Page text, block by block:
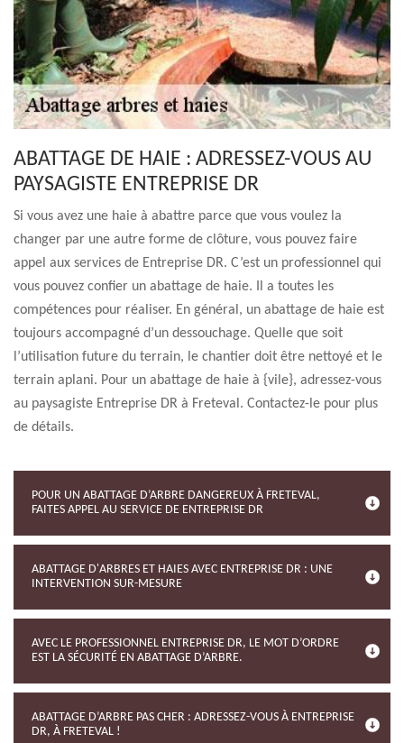
ABATTAGE DE HAIE : ADRESSEZ-VOUS AU
PAYSAGISTE ENTREPRISE DR
Si vous avez une haie à abattre parce que vous voulez la
changer par une autre forme de clôture, vous pouvez faire
appel aux services de Entreprise DR. C’est un professionnel qui
vous pouvez confier un abattage de haie. Il a toutes les
compétences pour réaliser. En général, un abattage de haie est
toujours accompagné d’un dessouchage. Quelle que soit
l’utilisation future du terrain, le chantier doit être nettoyé et le
terrain aplani. Pour un abattage de haie à {vile}, adressez-vous
au paysagiste Entreprise DR à Freteval. Contactez-le pour plus
de détails.
POUR UN ABATTAGE D’ARBRE DANGEREUX À FRETEVAL,
FAITES APPEL AU SERVICE DE ENTREPRISE DR
ABATTAGE D'ARBRES ET HAIES AVEC ENTREPRISE DR : UNE
INTERVENTION SUR-MESURE
AVEC LE PROFESSIONNEL ENTREPRISE DR, LE MOT D’ORDRE
EST LA SÉCURITÉ EN ABATTAGE D’ARBRE.
ABATTAGE D’ARBRE PAS CHER : ADRESSEZ-VOUS À ENTREPRISE
DR, À FRETEVAL !